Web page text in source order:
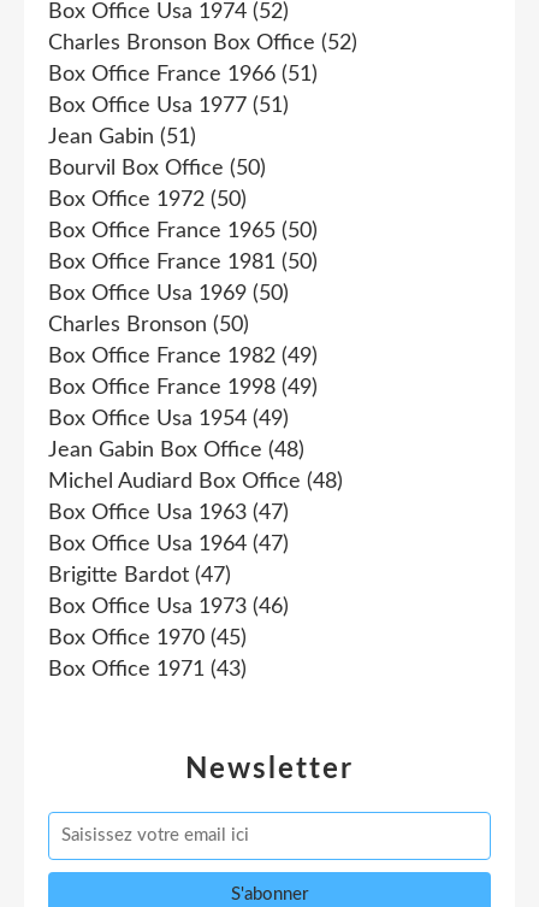
Newsletter
Box Office Usa 1974 (52)
Charles Bronson Box Office (52)
Box Office France 1966 (51)
Box Office Usa 1977 (51)
Jean Gabin (51)
Bourvil Box Office (50)
Box Office 1972 (50)
Box Office France 1965 (50)
Box Office France 1981 (50)
Box Office Usa 1969 (50)
Charles Bronson (50)
Box Office France 1982 (49)
Box Office France 1998 (49)
Box Office Usa 1954 (49)
Jean Gabin Box Office (48)
Michel Audiard Box Office (48)
Box Office Usa 1963 (47)
Box Office Usa 1964 (47)
Brigitte Bardot (47)
Box Office Usa 1973 (46)
Box Office 1970 (45)
Box Office 1971 (43)